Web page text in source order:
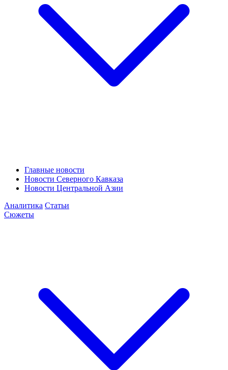
Главные новости
Новости Северного Кавказа
Новости Центральной Азии
Аналитика Статьи
Сюжеты